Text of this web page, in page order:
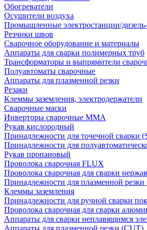
Обогреватели
Осушители воздуха
Промышленные электростанции/
Резчики швов
Сварочное оборудование и материалы
Аппараты для сварки полимерных труб
Трансформаторы и выпрямители
Полуавтоматы сварочные
Аппараты для плазменной резки
Резаки
Клеммы заземления, электродержатели
Сварочные маски
Инверторы сварочные ММА
Рукав кислородный
Принадлежности для точечной сварки
Принадлежности для
Рукав пропановый
Проволока сварочная FLUX
Проволока сварочная для сварки
Принадлежности для плазменной
Клеммы заземления
Принадлежности для ручной сварки
Проволока сварочная для сварки
Аппараты для сварки неплавящимся
Аппараты для плазменной резки (CUT)